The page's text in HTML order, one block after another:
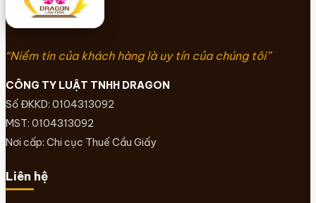
“Niềm tin của khách hàng là uy tín của chúng tôi”
CÔNG TY LUẬT TNHH DRAGON
Số ĐKKD: 0104313092
MST: 0104313092
Nơi cấp: Chi cục Thuế Cầu Giấy
Liên hệ